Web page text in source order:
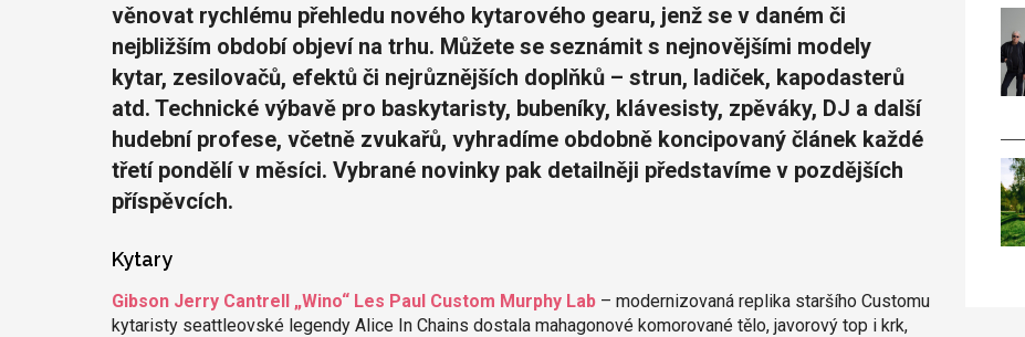
věnovat rychlému přehledu nového kytarového gearu, jenž se v daném či
nejbližším období objeví na trhu. Můžete se seznámit s nejnovějšími modely
kytar, zesilovačů, efektů či nejrůznějších doplňků – strun, ladiček, kapodasterů
atd. Technické výbavě pro baskytaristy, bubeníky, klávesisty, zpěváky, DJ a další
hudební profese, včetně zvukařů, vyhradíme obdobně koncipovaný článek každé
třetí pondělí v měsíci. Vybrané novinky pak detailněji představíme v pozdějších
příspěvcích.
Kytary
Gibson Jerry Cantrell „Wino“ Les Paul Custom Murphy Lab– modernizovaná replika staršího Customu
kytaristy seattleovské legendy Alice In Chains dostala mahagonové komorované tělo, javorový top i krk,